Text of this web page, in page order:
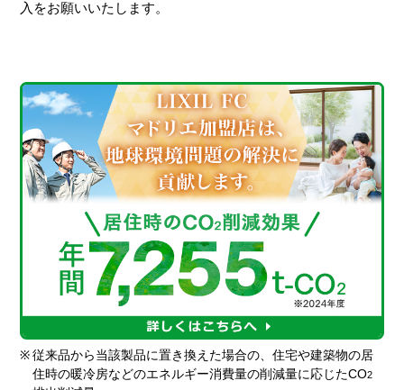
入をお願いいたします。
※ 従来品から当該製品に置き換えた場合の、住宅や建築物の居
住時の暖冷房などのエネルギー消費量の削減量に応じたCO2